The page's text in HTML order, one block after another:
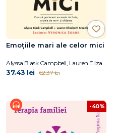
Emoțiile mari ale celor mici
Alyssa Blask Campbell, Lauren Elizabeth Stauble
37.43 lei 62.37 lei
-40%